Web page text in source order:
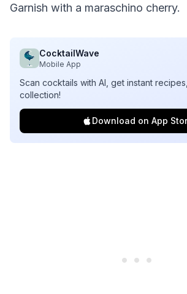
Garnish with a maraschino cherry.
CocktailWave
Mobile App
Scan cocktails with AI, get instant
collection!
Download on App